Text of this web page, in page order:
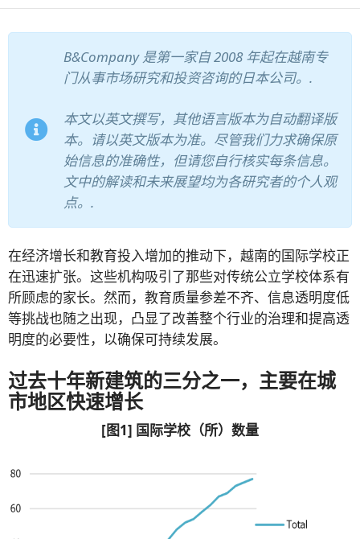
B&Company 是第一家自 2008 年起在越南专
门从事市场研究和投资咨询的日本公司。.
本文以英文撰写，其他语言版本为自动翻译版
本。请以英文版本为准。尽管我们力求确保原
始信息的准确性，但请您自行核实每条信息。
文中的解读和未来展望均为各研究者的个人观
点。.
在经济增长和教育投入增加的推动下，越南的国际学校正
在迅速扩张。这些机构吸引了那些对传统公立学校体系有
所顾虑的家长。然而，教育质量参差不齐、信息透明度低
等挑战也随之出现，凸显了改善整个行业的治理和提高透
明度的必要性，以确保可持续发展。
过去十年新建筑的三分之一，主要在城
市地区快速增长
[图1] 国际学校（所）数量